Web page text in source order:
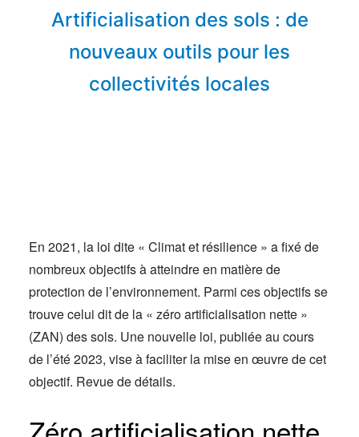
On parle de nous
Qui sommes-nous ?
Artificialisation des sols : de
nouveaux outils pour les
collectivités locales
En 2021, la loi dite « Climat et résilience » a fixé de
nombreux objectifs à atteindre en matière de
protection de l’environnement. Parmi ces objectifs se
trouve celui dit de la « zéro artificialisation nette »
(ZAN) des sols. Une nouvelle loi, publiée au cours
de l’été 2023, vise à faciliter la mise en œuvre de cet
objectif. Revue de détails.